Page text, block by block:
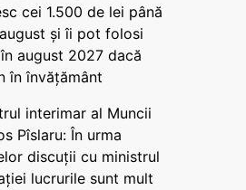
cei 1.500 de lei până
și îi pot folosi
august 2027 dacă
în învățământ
interimar al Muncii
Pîslaru: În urma
discuții cu ministrul
lucrurile sunt mult